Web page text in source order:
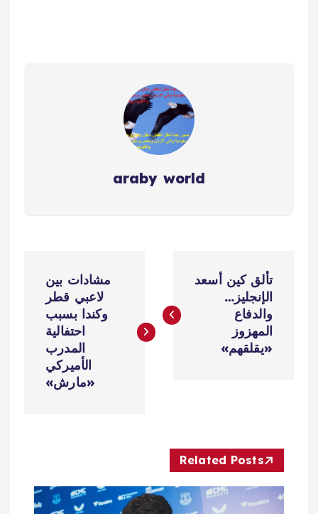
araby world
ص
م
تألق كين أسعد
الإنجليز…
والدفاع
المهزوز
«يقلقهم»
مشادات بين
لاعبي قطر
وكندا بسبب
احتفالية
المدرب
الأميركي
«مارش»
Related Posts